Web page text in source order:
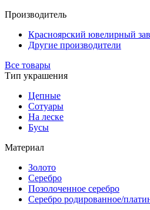
Производитель
Красноярский ювелирный
Другие производители
Все товары
Тип украшения
Цепные
Сотуары
На леске
Бусы
Материал
Золото
Серебро
Позолоченное серебро
Серебро родированное/